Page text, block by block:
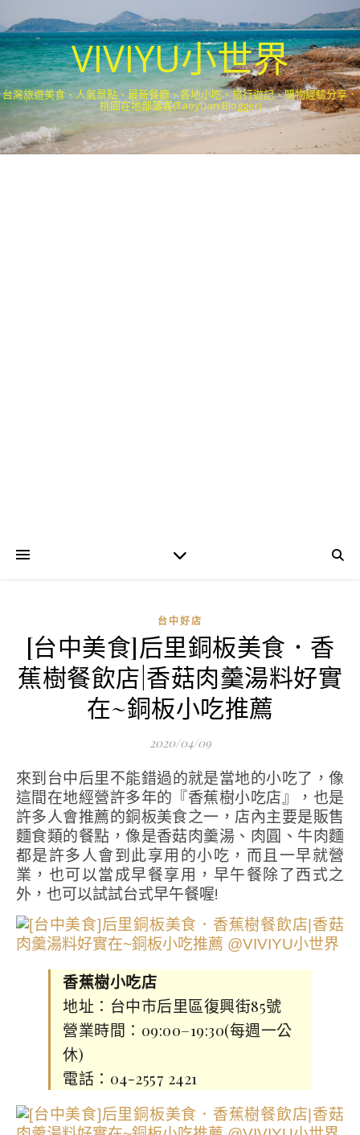
VIVIYU小世界
台灣旅遊美食、人氣景點、最新餐廳、各地小吃、旅行遊記、購物經驗分享．
桃園在地部落客(Taoyuan Blogger)
台中好店
[台中美食]后里銅板美食．香
蕉樹餐飲店|香菇肉羹湯料好實
在~銅板小吃推薦
2020/04/09
來到台中后里不能錯過的就是當地的小吃了，像
這間在地經營許多年的『香蕉樹小吃店』，也是
許多人會推薦的銅板美食之一，店內主要是販售
麵食類的餐點，像是香菇肉羹湯、肉圓、牛肉麵
都是許多人會到此享用的小吃，而且一早就營
業，也可以當成早餐享用，早午餐除了西式之
外，也可以試試台式早午餐喔!
香蕉樹小吃店
地址：台中市后里區復興街85號
營業時間：09:00–19:30(每週一公
休)
電話：04-2557 2421